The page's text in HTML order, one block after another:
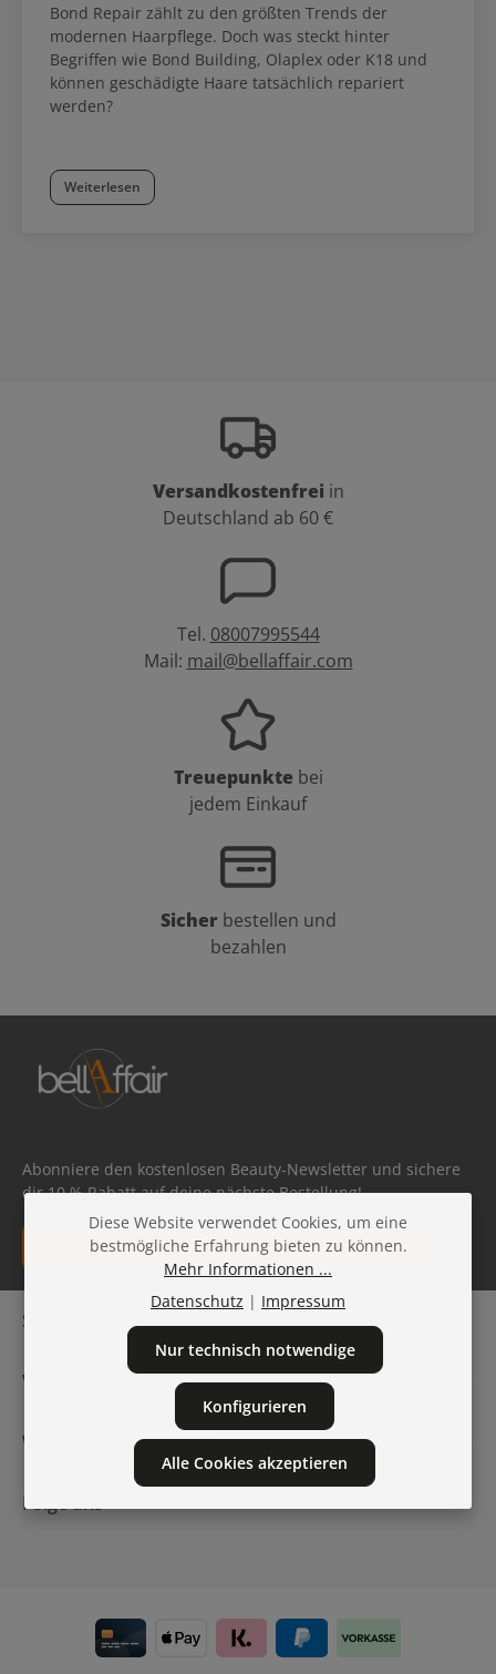
Bond Repair zählt zu den größten Trends der
modernen Haarpflege. Doch was steckt hinter
Begriffen wie Bond Building, Olaplex oder K18 und
können geschädigte Haare tatsächlich repariert
werden?
Weiterlesen
Versandkostenfrei in
Deutschland ab 60 €
Tel. 08007995544
Mail: mail@bellaffair.com
Treuepunkte bei
jedem Einkauf
Sicher bestellen und
bezahlen
Abonniere den kostenlosen Beauty-Newsletter und sichere
dir 10 % Rabatt auf deine nächste Bestellung!
E-Mail-Adresse*
Datenschutz
Ich habe die
Datenschutzbestimmungenzur Kenntnis
genommen und dieAGBgelesen und bin mit ihnen
einverstanden.
Die mit einem Stern (*) markierten Felder sind
Pflichtfelder.
Service-Hotline
Versand & Lieferung
Weitere Informationen
Folge uns
Diese Website verwendet Cookies, um eine
bestmögliche Erfahrung bieten zu können.
Mehr Informationen ...
Datenschutz | Impressum
Nur technisch notwendige
Konfigurieren
Alle Cookies akzeptieren